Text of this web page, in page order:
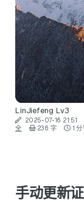
LinJiefeng Lv3
2025-07-16 21:51
全
236 字 1
手动更新